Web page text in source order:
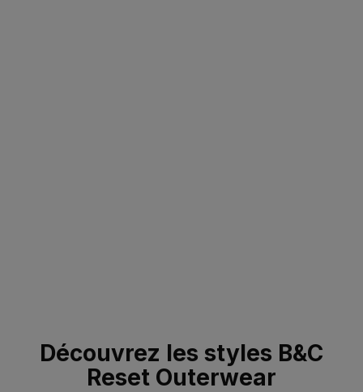
Découvrez les styles B&C
Reset Outerwear